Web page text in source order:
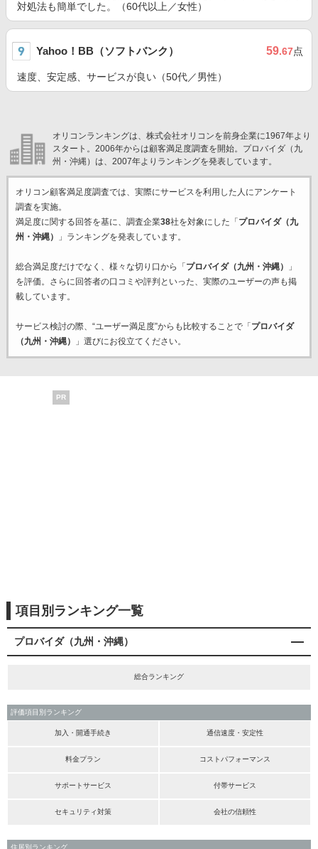
対処法も簡単でした。（60代以上／女性）
Yahoo！BB（ソフトバンク） 59.67点
速度、安定感、サービスが良い（50代／男性）
オリコンランキングは、株式会社オリコンを前身企業に1967年より
スタート。2006年からは顧客満足度調査を開始。プロバイダ（九
州・沖縄）は、2007年よりランキングを発表しています。
オリコン顧客満足度調査では、実際にサービスを利用した 人にアンケート
調査を実施。
満足度に関する回答を基に、調査企業38社を対象にした「 プロバイダ（九
州・沖縄）
」ランキングを発表しています。
総合満足度だけでなく、様々な切り口から「 プロバイダ（九州・沖縄）
」
を評価。さらに回答者の口コミや評判といった、実際のユーザーの声も掲
載しています。
サービス検討の際、“ユーザー満足度”からも比較することで「 プロバイダ
（九州・沖縄）
」選びにお役立てください。
PR
項目別ランキング一覧
プロバイダ（九州・沖縄）
総合ランキング
評価項目別ランキング
加入・開通手続き 通信速度・安定性
料金プラン コストパフォーマンス
サポートサービス 付帯サービス
セキュリティ対策 会社の信頼性
住居別ランキング